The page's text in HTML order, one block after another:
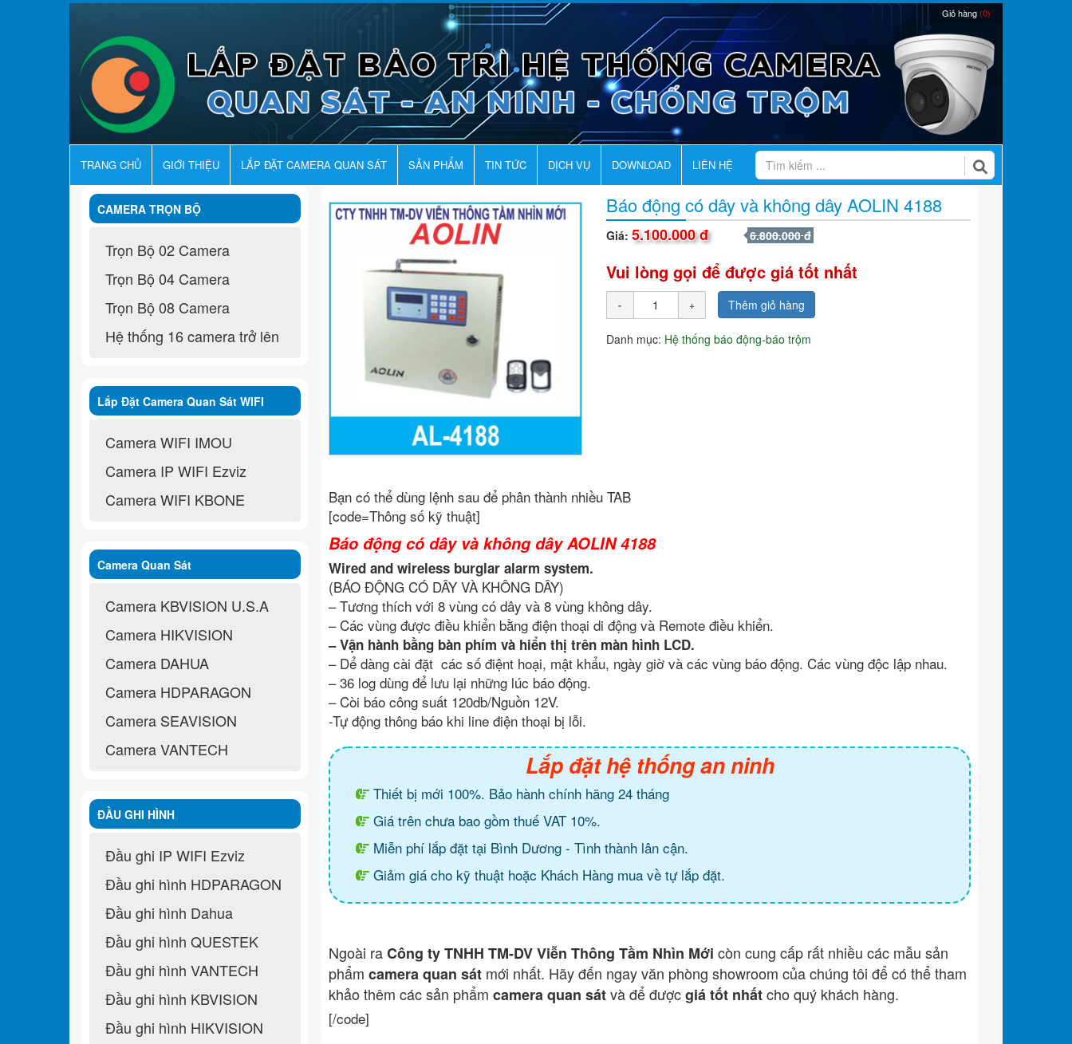
Giỏ hàng(0)
TRANG CHỦ GIỚI THIỆU LẮP ĐẶT CAMERA QUAN SÁT SẢN PHẨM TIN TỨC DỊCH VỤ DOWNLOAD LIÊN HỆ
Báo động có dây và không dây AOLIN 4188
Giá: 5.100.000 đ 6.800.000 đ
Vui lòng gọi để được giá tốt nhất
Thêm giỏ hàng
Danh mục: Hệ thống báo động-báo trộm
Bạn có thể dùng lệnh sau để phân thành nhiều TAB
[code=Thông số kỹ thuật]
Báo động có dây và không dây AOLIN 4188
Wired and wireless burglar alarm system.
(BÁO ĐỘNG CÓ DÂY VÀ KHÔNG DÂY)
– Tương thích với 8 vùng có dây và 8 vùng không dây.
– Các vùng được điều khiển bằng điện thoại di động và Remote điều khiển.
– Vận hành bằng bàn phím và hiển thị trên màn hình LCD.
– Dể dàng cài đặt các số điệnt hoại, mật khẩu, ngày giờ và các vùng báo động. Các vùng độc lập nhau.
– 36 log dùng để lưu lại những lúc báo động.
– Còi báo công suất 120db/Nguồn 12V.
-Tự động thông báo khi line điện thoại bị lỗi.
Lắp đặt hệ thống an ninh
Thiết bị mới 100%. Bảo hành chính hãng 24 tháng
Giá trên chưa bao gồm thuế VAT 10%.
Miễn phí lắp đặt tại Bình Dương - Tình thành lân cận.
Giảm giá cho kỹ thuật hoặc Khách Hàng mua về tự lắp đặt.
Ngoài raCông ty TNHH TM-DV Viễn Thông Tầm Nhìn Mới còn cung cấp rất nhiều các mẫu sản
phẩm camera quan sát mới nhất. Hãy đến ngay văn phòng showroom của chúng tôi để có thể tham
khảo thêm các sản phẩm camera quan sátvà để đượcgiá tốt nhấtcho quý khách hàng.
[/code]
CAMERA TRỌN BỘ
Trọn Bộ 02 Camera
Trọn Bộ 04 Camera
Trọn Bộ 08 Camera
Hệ thống 16 camera trở lên
Lắp Đặt Camera Quan Sát WIFI
Không Dây
Camera WIFI IMOU
Camera IP WIFI Ezviz
Camera WIFI KBONE
Camera Quan Sát
Camera KBVISION U.S.A
Camera HIKVISION
Camera DAHUA
Camera HDPARAGON
Camera SEAVISION
Camera VANTECH
ĐẦU GHI HÌNH
Đầu ghi IP WIFI Ezviz
Đầu ghi hình HDPARAGON
Đầu ghi hình Dahua
Đầu ghi hình QUESTEK
Đầu ghi hình VANTECH
Đầu ghi hình KBVISION
Đầu ghi hình HIKVISION